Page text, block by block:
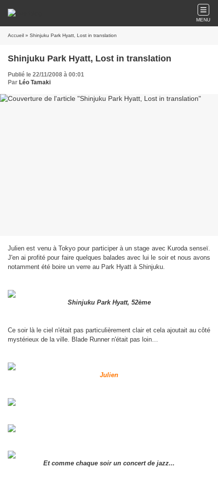
MENU
Accueil » Shinjuku Park Hyatt, Lost in translation
Shinjuku Park Hyatt, Lost in translation
Publié le 22/11/2008 à 00:01
Par Léo Tamaki
Julien est venu à Tokyo pour participer à un stage avec Kuroda senseï.
J'en ai profité pour faire quelques balades avec lui le soir et nous avons
notamment été boire un verre au Park Hyatt à Shinjuku.
Shinjuku Park Hyatt, 52ème
Ce soir là le ciel n'était pas particulièrement clair et cela ajoutait au côté
mystérieux de la ville. Blade Runner n'était pas loin…
Julien
Et comme chaque soir un concert de jazz...